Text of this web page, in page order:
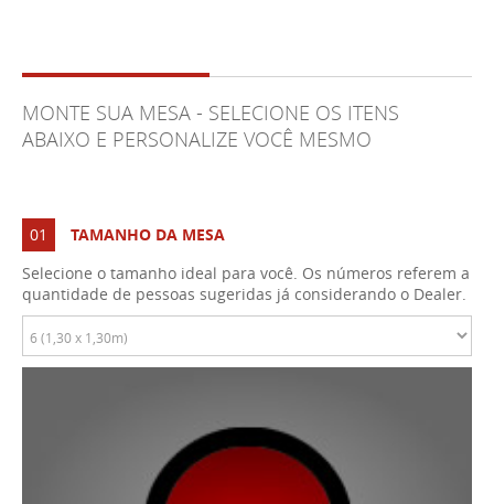
MONTE SUA MESA - SELECIONE OS ITENS
ABAIXO E PERSONALIZE VOCÊ MESMO
01
TAMANHO DA MESA
Selecione o tamanho ideal para você. Os números referem a
quantidade de pessoas sugeridas já considerando o Dealer.